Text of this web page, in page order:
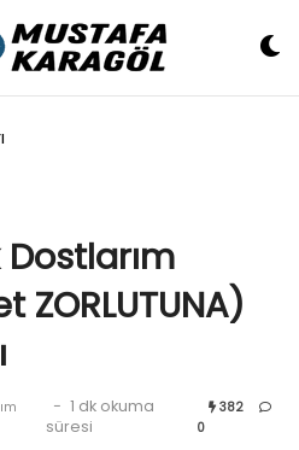
ZORLUTUNA)
- 1 dk okuma
süresi
382
0